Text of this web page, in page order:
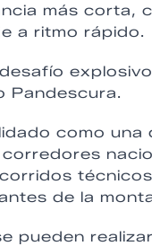
más corta,
a ritmo rápido.
Pandescura.
como
de la
pueden